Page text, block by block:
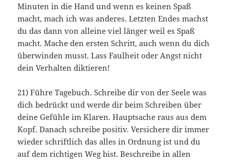
Minuten in die Hand und wenn es keinen Spaß
macht, mach ich was anderes. Letzten Endes machst
du das dann von alleine viel länger weil es Spaß
macht. Mache den ersten Schritt, auch wenn du dich
überwinden musst. Lass Faulheit oder Angst nicht
dein Verhalten diktieren!
21) Führe Tagebuch. Schreibe dir von der Seele was
dich bedrückt und werde dir beim Schreiben über
deine Gefühle im Klaren. Hauptsache raus aus dem
Kopf. Danach schreibe positiv. Versichere dir immer
wieder schriftlich das alles in Ordnung ist und du
auf dem richtigen Weg bist. Beschreibe in allen